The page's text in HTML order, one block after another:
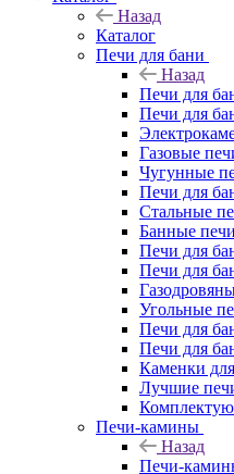
Назад
Каталог
Печи для бани
Назад
Печи для
Печи для
Газовые
Чугунные
Печи для
Стальные
Банные
Печи для
Печи для
Угольные
Печи для
Печи для
Каменки
Лучшие
Печи-камины
Назад
Печи-